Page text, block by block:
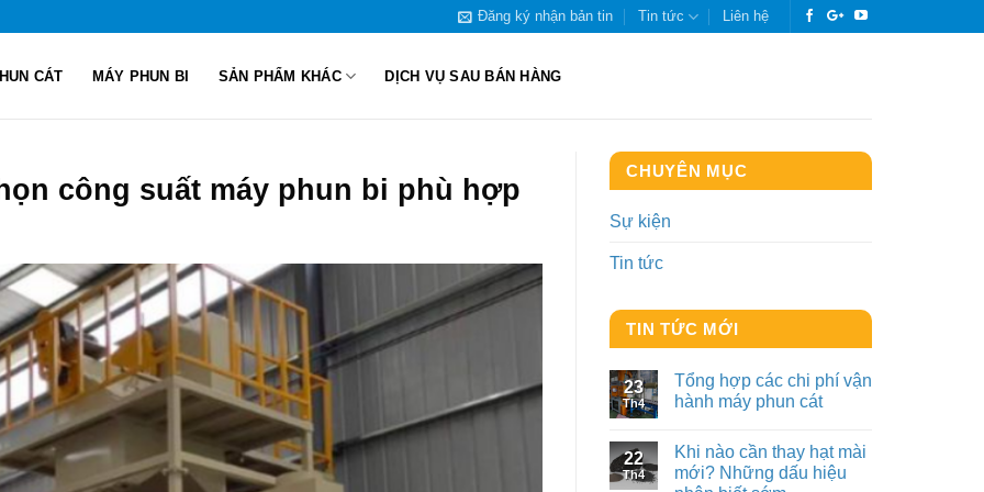
Đăng ký nhận bản tin Tin tức Liên hệ
CÁT MÁY PHUN BI SẢN PHẨM KHÁC DỊCH VỤ SAU BÁN HÀNG
công suất máy phun bi phù hợp
CHUYÊN MỤC
Sự kiện
Tin tức
TIN TỨC MỚI
23
Th4
Tổng hợp các chi phí vận
hành máy phun cát
22
Th4
Khi nào cần thay hạt mài
mới? Những dấu hiệu